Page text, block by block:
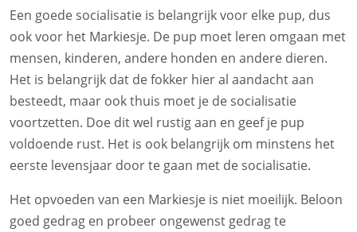
Een goede socialisatie is belangrijk voor elke pup, dus
ook voor het Markiesje. De pup moet leren omgaan met
mensen, kinderen, andere honden en andere dieren.
Het is belangrijk dat de fokker hier al aandacht aan
besteedt, maar ook thuis moet je de socialisatie
voortzetten. Doe dit wel rustig aan en geef je pup
voldoende rust. Het is ook belangrijk om minstens het
eerste levensjaar door te gaan met de socialisatie.
Het opvoeden van een Markiesje is niet moeilijk. Beloon
goed gedrag en probeer ongewenst gedrag te